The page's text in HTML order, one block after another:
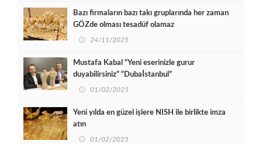
Bazı firmaların bazı takı gruplarında her zaman
GÖZde olması tesadüf olamaz
24/11/2025
Mustafa Kabal “Yeni eserinizle gurur
duyabilirsiniz” “Dubaİstanbul”
01/02/2025
Yeni yılda en güzel işlere NISH ile birlikte imza
atın
01/02/2025